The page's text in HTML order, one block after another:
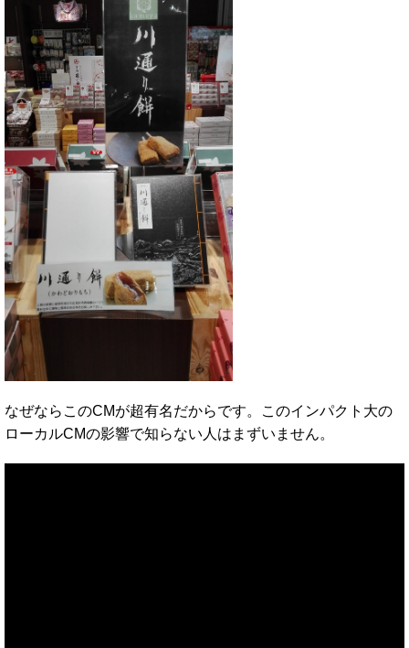
なぜならこのCMが超有名だからです。このインパクト大の
ローカルCMの影響で知らない人はまずいません。